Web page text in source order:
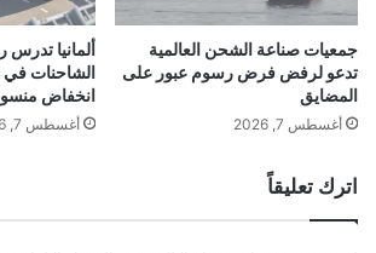
الشاحنات في العطلات بسبب
“الراين”
ث
ر
ي
ش
و
ن
ا
ف
ح
ة
م
ض
ا
ل
جمعيات صناعة الشحن العالمية
تدعو لرفض فرض رسوم عبور على
المضايق
أغسطس 7, 2026
ألمانيا تدرس
الشاحنات
انخفاض
أغسطس 7, 2026
اترك تعليقاً